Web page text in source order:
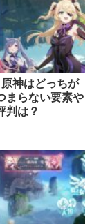
神はどっちが
まらない要素や
判は？